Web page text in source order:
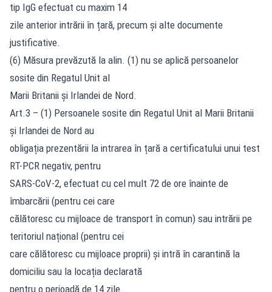
tip IgG efectuat cu maxim 14
zile anterior intrării în țară, precum și alte documente
justificative.
(6) Măsura prevăzută la alin. (1) nu se aplică persoanelor
sosite din Regatul Unit al
Marii Britanii și Irlandei de Nord.
Art.3 – (1) Persoanele sosite din Regatul Unit al Marii Britanii
și Irlandei de Nord au
obligația prezentării la intrarea în țară a certificatului unui test
RT-PCR negativ, pentru
SARS-CoV-2, efectuat cu cel mult 72 de ore înainte de
îmbarcării (pentru cei care
călătoresc cu mijloace de transport în comun) sau intrării pe
teritoriul național (pentru cei
care călătoresc cu mijloace proprii) și intră în carantină la
domiciliu sau la locația declarată
pentru o perioadă de 14 zile.